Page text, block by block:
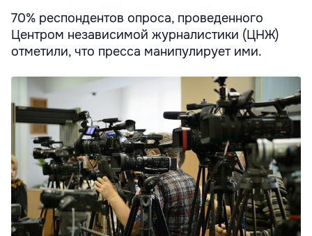
70% респондентов опроса, проведенного
Центром независимой журналистики (ЦНЖ)
отметили, что пресса манипулирует ими.